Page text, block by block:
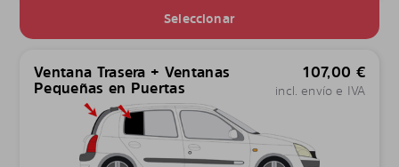
Seleccionar
Ventana Trasera + Ventanas
Pequeñas en Puertas
107,00 €
incl. envío e IVA